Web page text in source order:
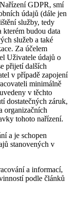
GDPR, smí
údajů (dále jen
služby, tedy
kterém budou data
služeb a také
Za účelem
Uživatele údajů o
přijetí dalších
v případě zapojení
minimálně
v těchto
dostatečných záruk,
organizačních
tohoto nařízení.
a je schopen
stanovených v
a informací,
podle článků